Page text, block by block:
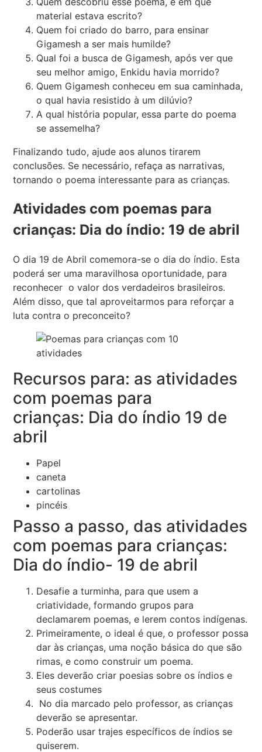
material estava escrito?
Quem foi criado do barro, para ensinar
Gigamesh a ser mais humilde?
Qual foi a busca de Gigamesh, após ver que
seu melhor amigo, Enkidu havia morrido?
Quem Gigamesh conheceu em sua caminhada,
o qual havia resistido à um dilúvio?
A qual história popular, essa parte do poema
se assemelha?
Finalizando tudo, ajude aos alunos tirarem
conclusões. Se necessário, refaça as narrativas,
tornando o poema interessante para as crianças.
Atividades com poemas para
crianças: Dia do índio: 19 de abril
O dia 19 de Abril comemora-se o dia do índio. Esta
poderá ser uma maravilhosa oportunidade, para
reconhecer o valor dos verdadeiros brasileiros.
Além disso, que tal aproveitarmos para reforçar a
luta contra o preconceito?
Recursos para: as atividades
com poemas para
crianças: Dia do índio 19 de
abril
Papel
caneta
cartolinas
pincéis
Passo a passo, das atividades
com poemas para crianças:
Dia do índio- 19 de abril
Desafie a turminha, para que usem a
criatividade, formando grupos para
declamarem poemas, e lerem contos indígenas.
Primeiramente, o ideal é que, o professor possa
dar às crianças, uma noção básica do que são
rimas, e como construir um poema.
Eles deverão criar poesias sobre os índios e
seus costumes
No dia marcado pelo professor, as crianças
deverão se apresentar.
Poderão usar trajes específicos de índios se
quiserem.